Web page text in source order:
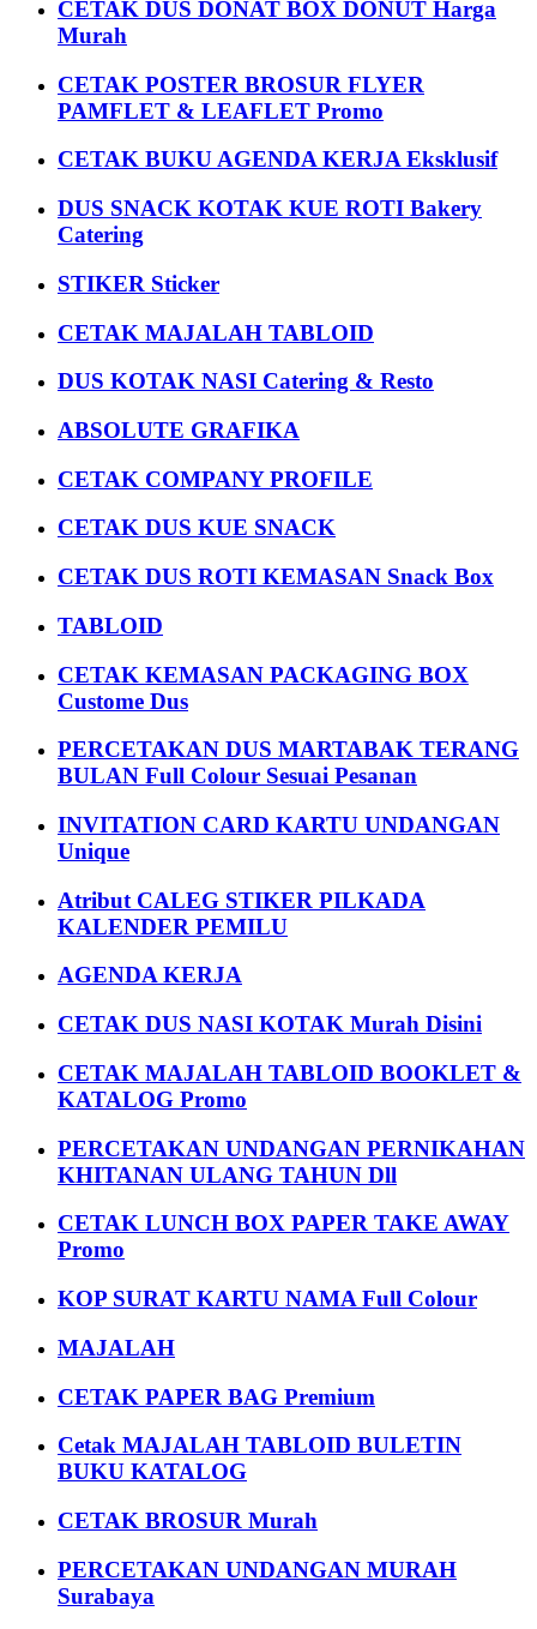
CETAK DUS DONAT BOX DONUT Harga
Murah
CETAK POSTER BROSUR FLYER
PAMFLET & LEAFLET Promo
CETAK BUKU AGENDA KERJA Eksklusif
DUS SNACK KOTAK KUE ROTI Bakery
Catering
STIKER Sticker
CETAK MAJALAH TABLOID
DUS KOTAK NASI Catering & Resto
ABSOLUTE GRAFIKA
CETAK COMPANY PROFILE
CETAK DUS KUE SNACK
CETAK DUS ROTI KEMASAN Snack Box
TABLOID
CETAK KEMASAN PACKAGING BOX
Custome Dus
PERCETAKAN DUS MARTABAK TERANG
BULAN Full Colour Sesuai Pesanan
INVITATION CARD KARTU UNDANGAN
Unique
Atribut CALEG STIKER PILKADA
KALENDER PEMILU
AGENDA KERJA
CETAK DUS NASI KOTAK Murah Disini
CETAK MAJALAH TABLOID BOOKLET &
KATALOG Promo
PERCETAKAN UNDANGAN PERNIKAHAN
KHITANAN ULANG TAHUN Dll
CETAK LUNCH BOX PAPER TAKE AWAY
Promo
KOP SURAT KARTU NAMA Full Colour
MAJALAH
CETAK PAPER BAG Premium
Cetak MAJALAH TABLOID BULETIN
BUKU KATALOG
CETAK BROSUR Murah
PERCETAKAN UNDANGAN MURAH
Surabaya